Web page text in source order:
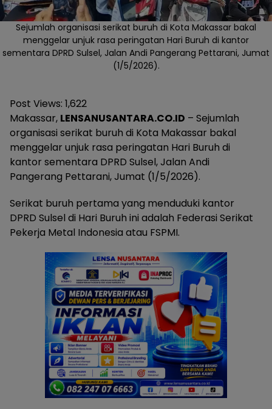
Sejumlah organisasi serikat buruh di Kota Makassar bakal
menggelar unjuk rasa peringatan Hari Buruh di kantor
sementara DPRD Sulsel, Jalan Andi Pangerang Pettarani, Jumat
(1/5/2026).
Post Views: 1,622
Makassar, LENSANUSANTARA.CO.ID – Sejumlah
organisasi serikat buruh di Kota Makassar bakal
menggelar unjuk rasa peringatan Hari Buruh di
kantor sementara DPRD Sulsel, Jalan Andi
Pangerang Pettarani, Jumat (1/5/2026).
Serikat buruh pertama yang menduduki kantor
DPRD Sulsel di Hari Buruh ini adalah Federasi Serikat
Pekerja Metal Indonesia atau FSPMI.